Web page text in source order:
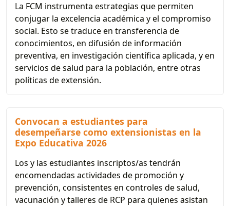
La FCM instrumenta estrategias que permiten
conjugar la excelencia académica y el compromiso
social. Esto se traduce en transferencia de
conocimientos, en difusión de información
preventiva, en investigación científica aplicada, y en
servicios de salud para la población, entre otras
políticas de extensión.
Convocan a estudiantes para
desempeñarse como extensionistas en la
Expo Educativa 2026
Los y las estudiantes inscriptos/as tendrán
encomendadas actividades de promoción y
prevención, consistentes en controles de salud,
vacunación y talleres de RCP para quienes asistan